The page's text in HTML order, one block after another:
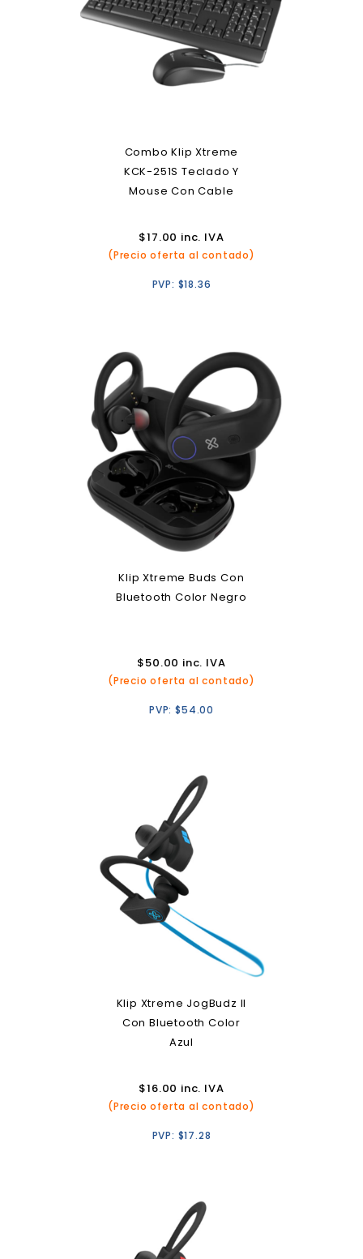
Combo Klip Xtreme
KCK-251S Teclado Y
Mouse Con Cable
$17.00 inc. IVA
(Precio oferta al contado)
PVP: $18.36
Klip Xtreme Buds Con
Bluetooth Color Negro
$50.00 inc. IVA
(Precio oferta al contado)
PVP:$54.00
Klip Xtreme JogBudz II
Con Bluetooth Color
Azul
$16.00 inc. IVA
(Precio oferta al contado)
PVP: $17.28